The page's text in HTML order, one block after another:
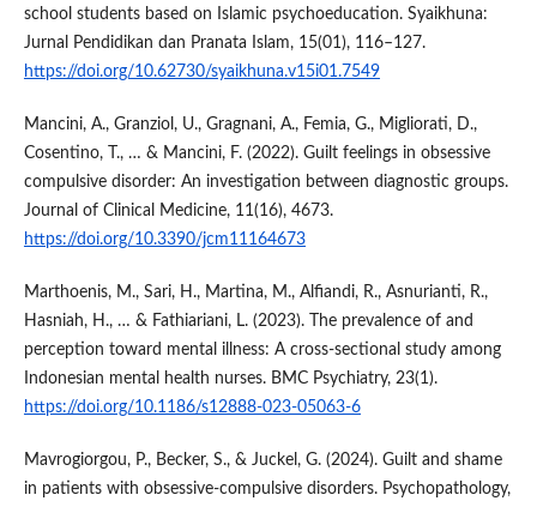
school students based on Islamic psychoeducation. Syaikhuna:
Jurnal Pendidikan dan Pranata Islam, 15(01), 116–127.
https://doi.org/10.62730/syaikhuna.v15i01.7549
Mancini, A., Granziol, U., Gragnani, A., Femia, G., Migliorati, D.,
Cosentino, T., … & Mancini, F. (2022). Guilt feelings in obsessive
compulsive disorder: An investigation between diagnostic groups.
Journal of Clinical Medicine, 11(16), 4673.
https://doi.org/10.3390/jcm11164673
Marthoenis, M., Sari, H., Martina, M., Alfiandi, R., Asnurianti, R.,
Hasniah, H., … & Fathiariani, L. (2023). The prevalence of and
perception toward mental illness: A cross-sectional study among
Indonesian mental health nurses. BMC Psychiatry, 23(1).
https://doi.org/10.1186/s12888-023-05063-6
Mavrogiorgou, P., Becker, S., & Juckel, G. (2024). Guilt and shame
in patients with obsessive-compulsive disorders. Psychopathology,